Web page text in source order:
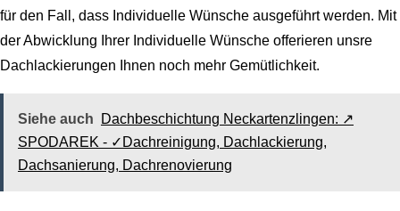
für den Fall, dass Individuelle Wünsche ausgeführt werden. Mit
der Abwicklung Ihrer Individuelle Wünsche offerieren unsre
Dachlackierungen Ihnen noch mehr Gemütlichkeit.
Siehe auch
Dachbeschichtung Neckartenzlingen: ↗️
SPODAREK - ✓Dachreinigung, Dachlackierung,
Dachsanierung, Dachrenovierung